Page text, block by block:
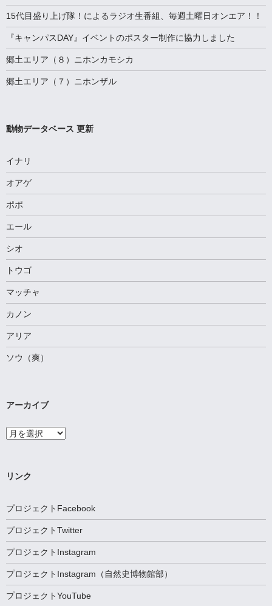
15代目盛り上げ隊！によるラジオ生番組、毎週土曜日オンエア！！
『キャンパスDAY』イベントのポスター制作に協力しました
郷土エリア（８）ニホンカモシカ
郷土エリア（７）ニホンザル
動物データベース 更新
イナリ
オアゲ
ポポ
エール
シオ
トウゴ
マッチャ
カノン
アリア
ソウ（爽）
アーカイブ
ア
ー
ブ
リンク
プロジェクトFacebook
プロジェクトTwitter
プロジェクトInstagram
プロジェクトInstagram（自然史博物館部）
プロジェクトYouTube